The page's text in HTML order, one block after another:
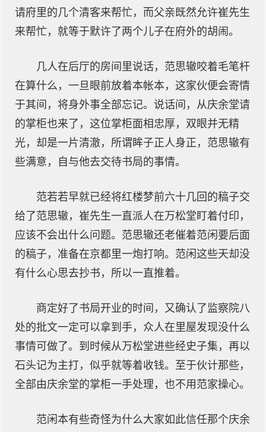
请府里的几个清客来帮忙，而父亲既然允许崔先生
来帮忙，就等于默许了两个儿子在府外的胡闹。
几人在后厅的房间里说话，范思辙咬着毛笔杆
在算什么，一旦眼前放着本帐本，这家伙便会寄情
于其间，将身外事全部忘记。说话间，从庆余堂请
的掌柜也来了，这位掌柜面相忠厚，双眼并无精
光，却是一片清澈，所谓眸子正人身正，范思辙有
些满意，自与他去交待书局的事情。
范若若早就已经将红楼梦前六十几回的稿子交
给了范思辙，崔先生一直派人在万松堂盯着付印，
应该不会出什么问题。范思辙还老催着范闲要后面
的稿子，准备在京都里一炮打响。范闲这些天却没
有什么心思去抄书，所以一直推着。
商定好了书局开业的时间，又确认了监察院八
处的批文一定可以拿到手，众人在里屋发现没什么
事情可做了。到时候从万松堂进些经史子集，再以
石头记为主打，似乎就等着收钱。至于伙计那些，
全部由庆余堂的掌柜一手处理，也不用范家操心。
范闲本有些奇怪为什么大家如此信任那个庆余